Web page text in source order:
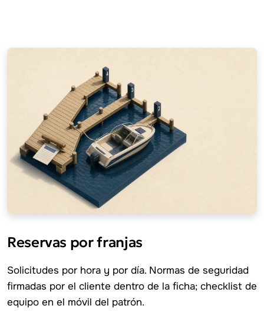
Reservas por franjas
Solicitudes por hora y por día. Normas de seguridad
firmadas por el cliente dentro de la ficha; checklist de
equipo en el móvil del patrón.